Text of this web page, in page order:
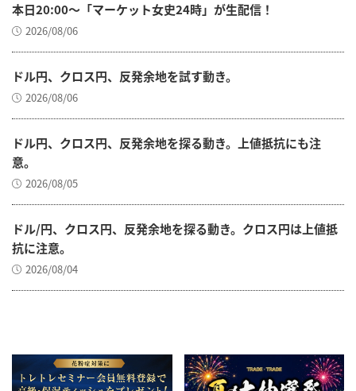
本日20:00～「マーケット女史24時」が生配信！
2026/08/06
ドル円、クロス円、反発余地を試す動き。
2026/08/06
ドル円、クロス円、反発余地を探る動き。上値抵抗にも注
意。
2026/08/05
ドル/円、クロス円、反発余地を探る動き。クロス円は上値抵
抗に注意。
2026/08/04